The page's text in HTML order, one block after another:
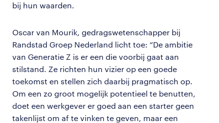
bij hun waarden.
Oscar van Mourik, gedragswetenschapper bij
Randstad Groep Nederland licht toe: “De ambitie
van Generatie Z is er een die voorbij gaat aan
stilstand. Ze richten hun vizier op een goede
toekomst en stellen zich daarbij pragmatisch op.
Om een zo groot mogelijk potentieel te benutten,
doet een werkgever er goed aan een starter geen
takenlijst om af te vinken te geven, maar een